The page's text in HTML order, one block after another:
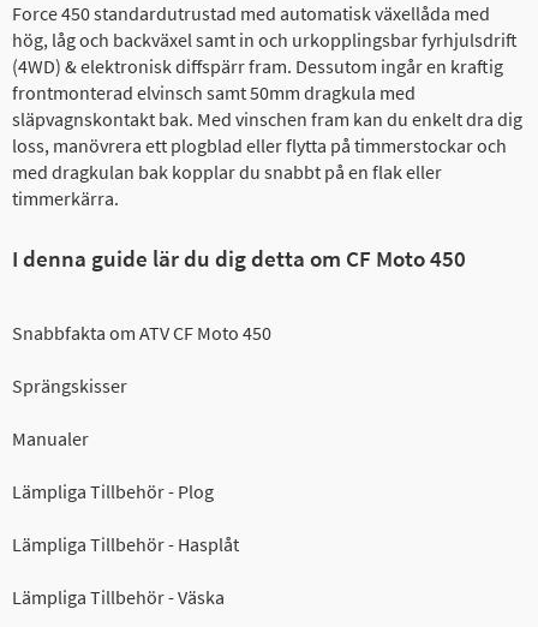
Force 450 standardutrustad med automatisk växellåda med
hög, låg och backväxel samt in och urkopplingsbar fyrhjulsdrift
(4WD) & elektronisk diffspärr fram. Dessutom ingår en kraftig
frontmonterad elvinsch samt 50mm dragkula med
släpvagnskontakt bak. Med vinschen fram kan du enkelt dra dig
loss, manövrera ett plogblad eller flytta på timmerstockar och
med dragkulan bak kopplar du snabbt på en flak eller
timmerkärra.
I denna guide lär du dig detta om CF Moto 450
Snabbfakta om ATV CF Moto 450
Sprängskisser
Manualer
Lämpliga Tillbehör - Plog
Lämpliga Tillbehör - Hasplåt
Lämpliga Tillbehör - Väska